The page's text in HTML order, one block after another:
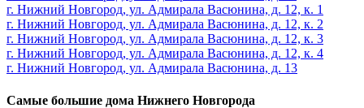
г. Нижний Новгород, ул. Адмирала Васюнина, д. 12, к. 1
г. Нижний Новгород, ул. Адмирала Васюнина, д. 12, к. 2
г. Нижний Новгород, ул. Адмирала Васюнина, д. 12, к. 3
г. Нижний Новгород, ул. Адмирала Васюнина, д. 12, к. 4
г. Нижний Новгород, ул. Адмирала Васюнина, д. 13
Самые большие дома Нижнего Новгорода